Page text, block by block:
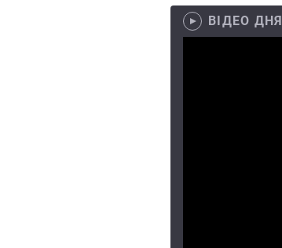
ВІДЕО ДНЯ